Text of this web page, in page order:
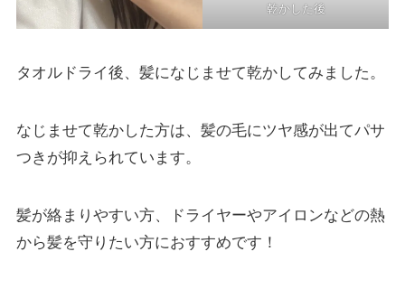
乾かした後
タオルドライ後、髪になじませて乾かしてみました。
なじませて乾かした方は、髪の毛にツヤ感が出てパサ
つきが抑えられています。
髪が絡まりやすい方、ドライヤーやアイロンなどの熱
から髪を守りたい方におすすめです！